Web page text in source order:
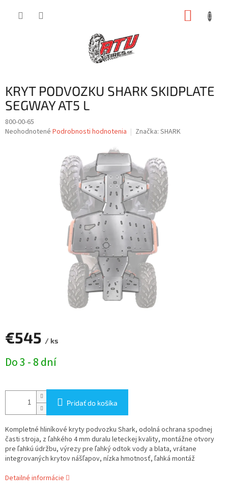
KRYT PODVOZKU SHARK SKIDPLATE
SEGWAY AT5 L
800-00-65
Priemerné
Neohodnotené Podrobnosti hodnotenia Značka: SHARK
€545 / ks
cena:
Do 3 - 8 dní
Pridať do košíka
Kompletné hliníkové kryty podvozku Shark, odolná ochrana spodnej
časti stroja, z ľahkého 4 mm duralu leteckej kvality, montážne otvory
pre ľahkú údržbu, výrezy pre ľahký odtok vody a blata, vrátane
integrovaných krytov nášľapov, nízka hmotnosť, ľahká montáž
Detailné informácie